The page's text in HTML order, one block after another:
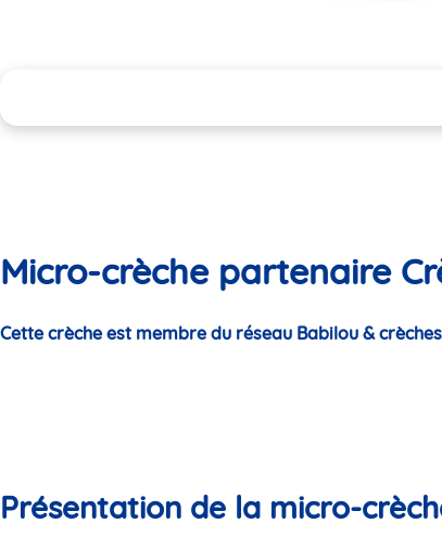
Micro-crèche partenaire
Cette crèche est membre du réseau Babilou &
Présentation de la micro-